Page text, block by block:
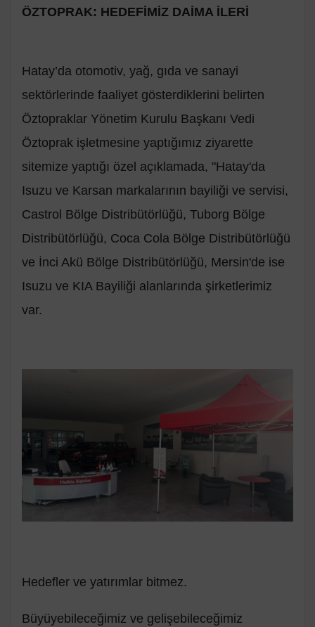
ÖZTOPRAK: HEDEFİMİZ DAİMA İLERİ
Hatay’da otomotiv, yağ, gıda ve sanayi
sektörlerinde faaliyet gösterdiklerini belirten
Öztopraklar Yönetim Kurulu Başkanı Vedi
Öztoprak işletmesine yaptığımız ziyarette
sitemize yaptığı özel açıklamada, "Hatay'da
Isuzu ve Karsan markalarının bayiliği ve servisi,
Castrol Bölge Distribütörlüğü, Tuborg Bölge
Distribütörlüğü, Coca Cola Bölge Distribütörlüğü
ve İnci Akü Bölge Distribütörlüğü, Mersin'de ise
Isuzu ve KIA Bayiliği alanlarında şirketlerimiz
var.
Hedefler ve yatırımlar bitmez.
Büyüyebileceğimiz ve gelişebileceğimiz